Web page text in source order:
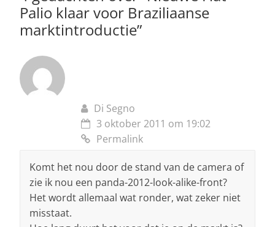
Palio klaar voor Braziliaanse
marktintroductie”
Di Segno
3 oktober 2011 om 19:02
Permalink
Komt het nou door de stand van de camera of
zie ik nou een panda-2012-look-alike-front?
Het wordt allemaal wat ronder, wat zeker niet
misstaat.